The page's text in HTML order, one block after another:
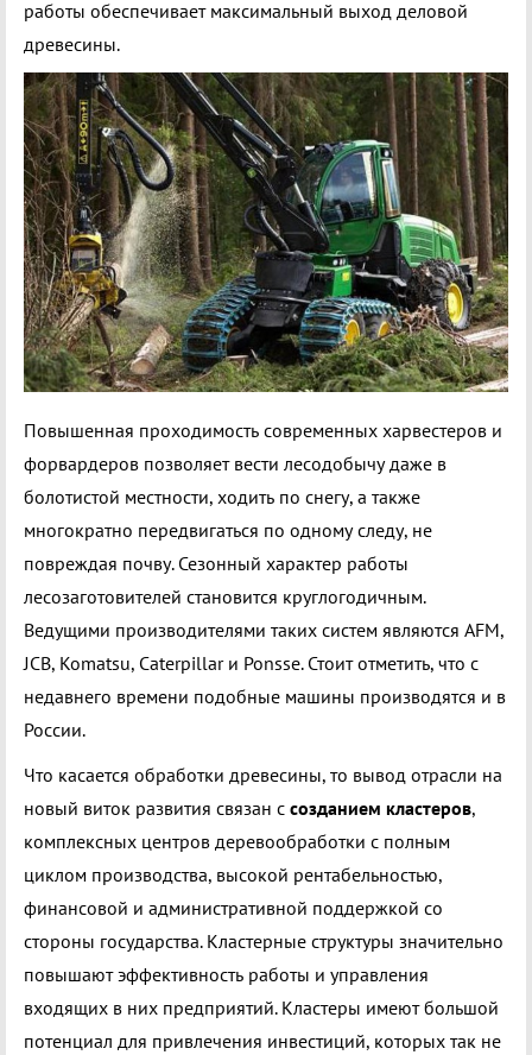
работы обеспечивает максимальный выход деловой
древесины.
Повышенная проходимость современных харвестеров и
форвардеров позволяет вести лесодобычу даже в
болотистой местности, ходить по снегу, а также
многократно передвигаться по одному следу, не
повреждая почву. Сезонный характер работы
лесозаготовителей становится круглогодичным.
Ведущими производителями таких систем являются AFM,
JCB, Komatsu, Caterpillar и Ponsse. Стоит отметить, что с
недавнего времени подобные машины производятся и в
России.
Что касается обработки древесины, то вывод отрасли на
новый виток развития связан с созданием кластеров,
комплексных центров деревообработки с полным
циклом производства, высокой рентабельностью,
финансовой и административной поддержкой со
стороны государства. Кластерные структуры значительно
повышают эффективность работы и управления
входящих в них предприятий. Кластеры имеют большой
потенциал для привлечения инвестиций, которых так не